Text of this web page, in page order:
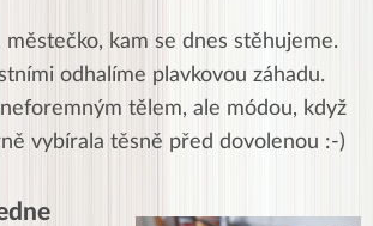
městečko, kam se dnes stěhujeme.
odhalíme plavkovou záhadu.
tělem, ale módou, když
vybírala těsně před dovolenou :-)